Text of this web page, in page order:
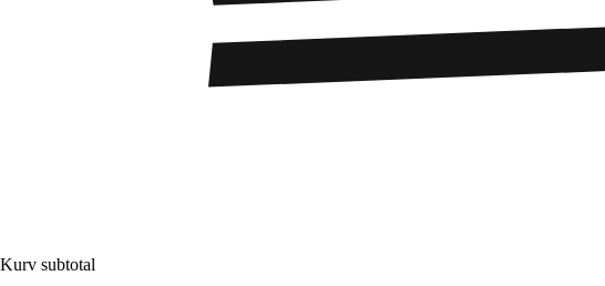
Kurv subtotal